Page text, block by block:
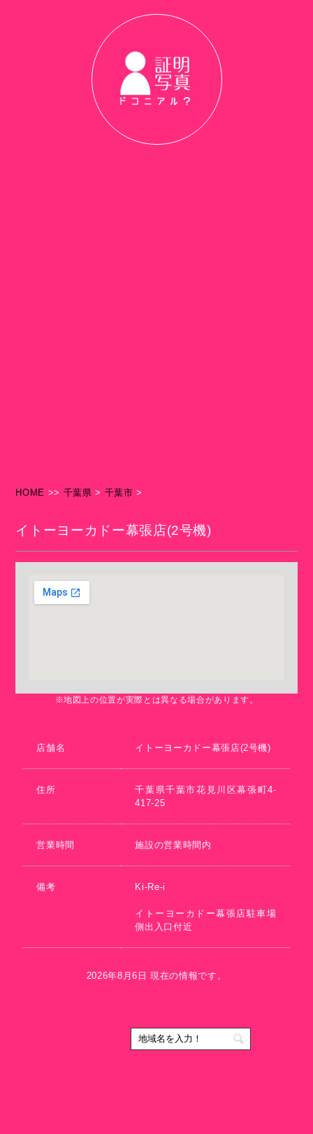
HOME >> 千葉県 > 千葉市 >
イトーヨーカドー幕張店(2号機)
※地図上の位置が実際とは異なる場合があります。
店舗名 イトーヨーカドー幕張店(2号機)
住所
千葉県千葉市花見川区幕張町4-
417-25
営業時間 施設の営業時間内
備考 Ki-Re-i
イトーヨーカドー幕張店駐車場
側出入口付近
2026年8月6日 現在の情報です。